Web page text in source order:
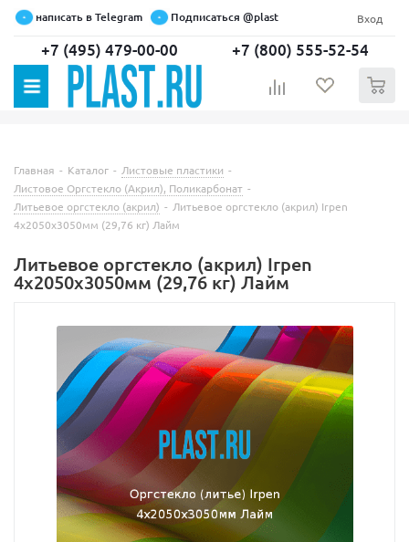
написать в Telegram Подписаться @plast Вход
+7 (495) 479-00-00 +7 (800) 555-52-54
Главная - Каталог - Листовые пластики -
Листовое Оргстекло (Акрил), Поликарбонат -
Литьевое оргстекло (акрил) - Литьевое оргстекло (акрил) Irpen
4х2050х3050мм (29,76 кг) Лайм
Литьевое оргстекло (акрил) Irpen
4х2050х3050мм (29,76 кг) Лайм